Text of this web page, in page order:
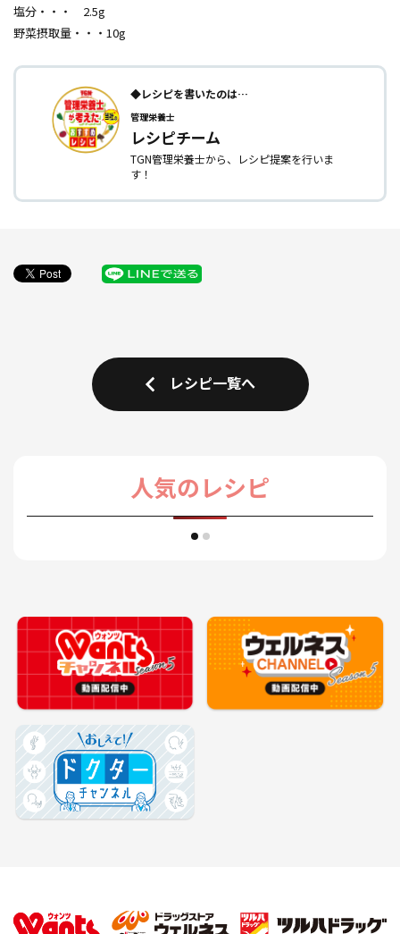
塩分・・・ 2.5g
野菜摂取量・・・10g
◆レシピを書いたのは…
管理栄養士
レシピチーム
TGN管理栄養士から、レシピ提案を行いま
す！
レシピ一覧へ
人気のレシピ